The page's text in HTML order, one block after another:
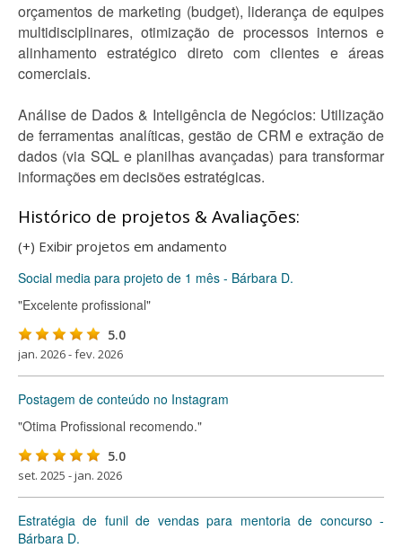
orçamentos de marketing (budget), liderança de equipes
multidisciplinares, otimização de processos internos e
alinhamento estratégico direto com clientes e áreas
comerciais.
Análise de Dados & Inteligência de Negócios: Utilização
de ferramentas analíticas, gestão de CRM e extração de
dados (via SQL e planilhas avançadas) para transformar
informações em decisões estratégicas.
Histórico de projetos & Avaliações:
(+) Exibir projetos em andamento
Social media para projeto de 1 mês - Bárbara D.
"Excelente profissional"
5.0
jan. 2026 - fev. 2026
Postagem de conteúdo no Instagram
"Otima Profissional recomendo."
5.0
set. 2025 - jan. 2026
Estratégia de funil de vendas para mentoria de concurso -
Bárbara D.